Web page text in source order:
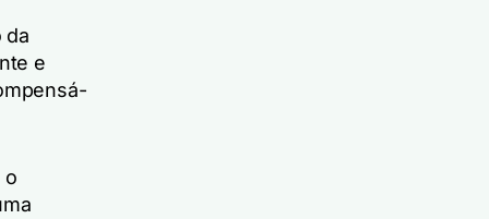
da
e
o